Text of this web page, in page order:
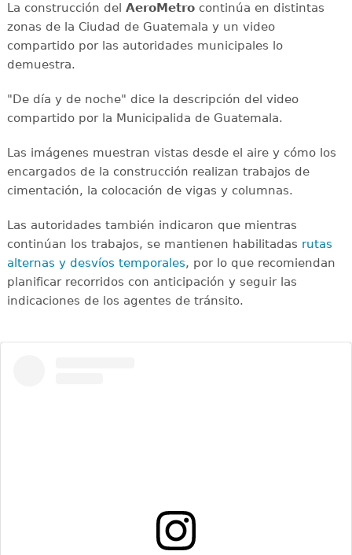
La construcción del AeroMetrocontinúa en distintas
zonas de la Ciudad de Guatemala y un video
compartido por las autoridades municipales lo
demuestra.
"De día y de noche" dice la descripción del video
compartido por la Municipalida de Guatemala.
Las imágenes muestran vistas desde el aire y cómo los
encargados de la construcción realizan trabajos de
cimentación, la colocación de vigas y columnas.
Las autoridades también indicaron que mientras
continúan los trabajos, se mantienen habilitadas rutas
alternas y desvíos temporales, por lo que recomiendan
planificar recorridos con anticipación y seguir las
indicaciones de los agentes de tránsito.